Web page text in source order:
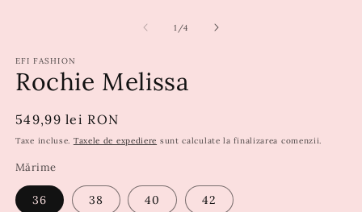
1 /din
4
EFI FASHION
Rochie Melissa
Preț
obișnuit
549,99 lei RON
Taxe incluse. Taxele de expediere sunt calculate la finalizarea comenzii.
Mărime
36 38 40 42